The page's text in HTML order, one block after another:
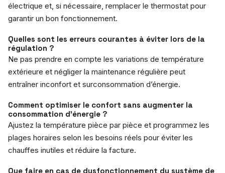
électrique et, si nécessaire, remplacer le thermostat pour
garantir un bon fonctionnement.
Quelles sont les erreurs courantes à éviter lors de la
régulation ?
Ne pas prendre en compte les variations de température
extérieure et négliger la maintenance régulière peut
entraîner inconfort et surconsommation d’énergie.
Comment optimiser le confort sans augmenter la
consommation d’énergie ?
Ajustez la température pièce par pièce et programmez les
plages horaires selon les besoins réels pour éviter les
chauffes inutiles et réduire la facture.
Que faire en cas de dysfonctionnement du système de